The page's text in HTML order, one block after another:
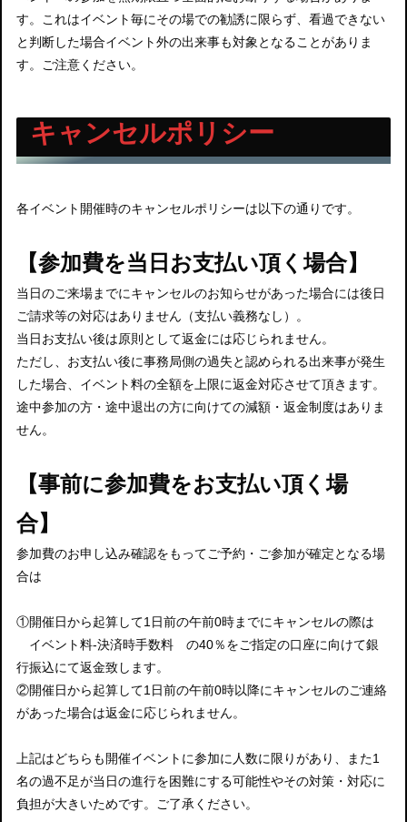
す。これはイベント毎にその場での勧誘に限らず、看過できない
と判断した場合イベント外の出来事も対象となることがありま
す。ご注意ください。
キャンセルポリシー
各イベント開催時のキャンセルポリシーは以下の通りです。
【参加費を当日お支払い頂く場合】
当日のご来場までにキャンセルのお知らせがあった場合には後日
ご請求等の対応はありません（支払い義務なし）。
当日お支払い後は原則として返金には応じられません。
ただし、お支払い後に事務局側の過失と認められる出来事が発生
した場合、イベント料の全額を上限に返金対応させて頂きます。
途中参加の方・途中退出の方に向けての減額・返金制度はありま
せん。
【事前に参加費をお支払い頂く場
合】
参加費のお申し込み確認をもってご予約・ご参加が確定となる場
合は
①開催日から起算して1日前の午前0時までにキャンセルの際は
イベント料-決済時手数料 の40％をご指定の口座に向けて銀
行振込にて返金致します。
②開催日から起算して1日前の午前0時以降にキャンセルのご連絡
があった場合は返金に応じられません。
上記はどちらも開催イベントに参加に人数に限りがあり、また1
名の過不足が当日の進行を困難にする可能性やその対策・対応に
負担が大きいためです。ご了承ください。